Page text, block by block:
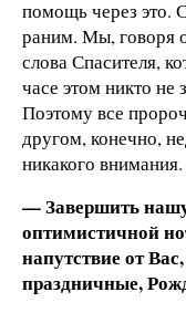
помощь через это.
раним. Мы, говоря
слова Спасителя,
часе этом никто не
Поэтому все
другом, конечно,
никакого внимания.
— Завершить
оптимистичной
напутствие от
праздничные,